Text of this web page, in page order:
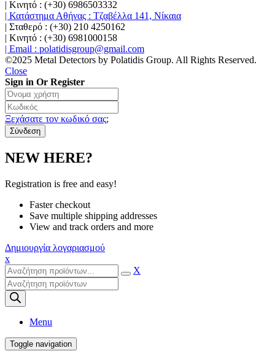
| Κινητό : (+30) 6986503332
| Κατάστημα Αθήνας : Τζαβέλλα 141, Νίκαια
| Σταθερό : (+30) 210 4250162
| Κινητό : (+30) 6981000158
| Email : polatidisgroup@gmail.com
©2025 Metal Detectors by Polatidis Group. All Rights Reserved.
Close
Sign in Or Register
Ξεχάσατε τον κωδικό σας;
NEW HERE?
Registration is free and easy!
Faster checkout
Save multiple shipping addresses
View and track orders and more
Δημιουργία λογαριασμού
x
X
Products
search
Menu
Toggle navigation